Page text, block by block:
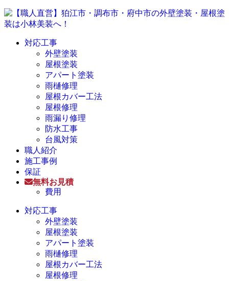
対応工事
外壁塗装
屋根塗装
アパート塗装
雨樋修理
屋根カバー工法
屋根修理
雨漏り修理
防水工事
台風対策
職人紹介
施工事例
保証
無料お見積
費用
対応工事
外壁塗装
屋根塗装
アパート塗装
雨樋修理
屋根カバー工法
屋根修理